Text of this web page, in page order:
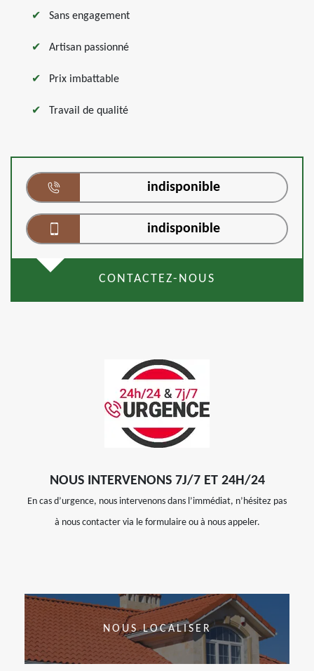
Sans engagement
Artisan passionné
Prix imbattable
Travail de qualité
indisponible
indisponible
CONTACTEZ-NOUS
NOUS INTERVENONS 7J/7 ET 24H/24
En cas d’urgence, nous intervenons dans l’immédiat, n’hésitez pas
à nous contacter via le formulaire ou à nous appeler.
NOUS LOCALISER